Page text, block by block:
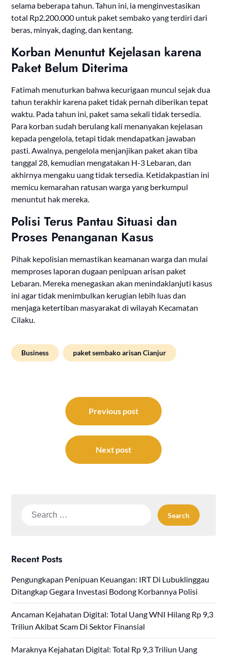
selama beberapa tahun. Tahun ini, ia menginvestasikan
total Rp2.200.000 untuk paket sembako yang terdiri dari
beras, minyak, daging, dan kentang.
Korban Menuntut Kejelasan karena
Paket Belum Diterima
Fatimah menuturkan bahwa kecurigaan muncul sejak dua
tahun terakhir karena paket tidak pernah diberikan tepat
waktu. Pada tahun ini, paket sama sekali tidak tersedia.
Para korban sudah berulang kali menanyakan kejelasan
kepada pengelola, tetapi tidak mendapatkan jawaban
pasti. Awalnya, pengelola menjanjikan paket akan tiba
tanggal 28, kemudian mengatakan H-3 Lebaran, dan
akhirnya mengaku uang tidak tersedia. Ketidakpastian ini
memicu kemarahan ratusan warga yang berkumpul
menuntut hak mereka.
Polisi Terus Pantau Situasi dan
Proses Penanganan Kasus
Pihak kepolisian memastikan keamanan warga dan mulai
memproses laporan dugaan penipuan arisan paket
Lebaran. Mereka menegaskan akan menindaklanjuti kasus
ini agar tidak menimbulkan kerugian lebih luas dan
menjaga ketertiban masyarakat di wilayah Kecamatan
Cilaku.
Business paket sembako arisan Cianjur
navigation
Previous post
Next post
Search
Recent Posts
Pengungkapan Penipuan Keuangan: IRT Di Lubuklinggau
Ditangkap Gegara Investasi Bodong Korbannya Polisi
Ancaman Kejahatan Digital: Total Uang WNI Hilang Rp 9,3
Triliun Akibat Scam Di Sektor Finansial
Maraknya Kejahatan Digital: Total Rp 9,3 Triliun Uang